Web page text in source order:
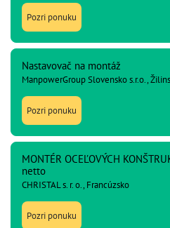
Pozri ponuku
Nastavovač na montáž
ManpowerGroup Slovensko s.r.o.,
Pozri ponuku
MONTÉR OCEĽOVÝCH
netto
CHRISTAL s. r. o., Francúzsko
Pozri ponuku